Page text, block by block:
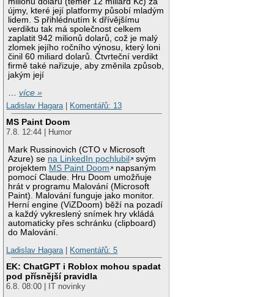
újmy, které její platformy působí mladým
lidem. S přihlédnutím k dřívějšímu
verdiktu tak má společnost celkem
zaplatit 942 milionů dolarů, což je malý
zlomek jejího ročního výnosu, který loni
činil 60 miliard dolarů. Čtvrteční verdikt
firmě také nařizuje, aby změnila způsob,
jakým její
…více »
Ladislav Hagara| Komentářů: 13
MS Paint Doom
7.8. 12:44 | Humor
Mark Russinovich (CTO v Microsoft
Azure) se na LinkedIn pochlubil
svým
projektem MS Paint Doom
napsaným
pomocí Claude. Hru Doom umožňuje
hrát v programu Malování (Microsoft
Paint). Malování funguje jako monitor.
Herní engine (ViZDoom) běží na pozadí
a každý vykreslený snímek hry vkládá
automaticky přes schránku (clipboard)
do Malování.
Ladislav Hagara| Komentářů: 5
EK: ChatGPT i Roblox mohou spadat
pod přísnější pravidla
6.8. 08:00 | IT novinky